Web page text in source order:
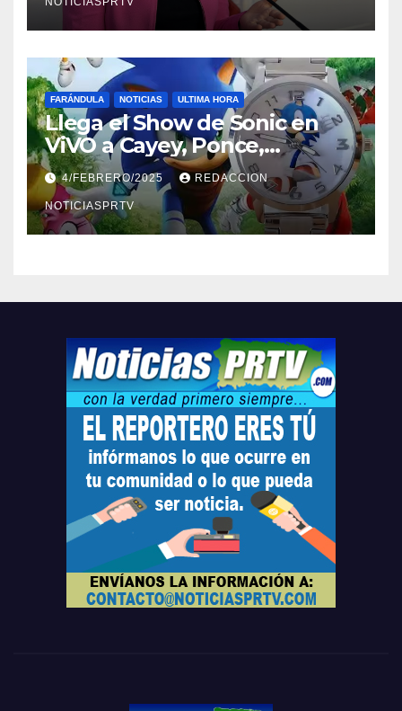
FARÁNDULA NOTICIAS ULTIMA HORA
Llega el Show de Sonic en
ViVO a Cayey, Ponce,
Barceloneta y Humacao,
Relojes gratis para el que
compre ahora….
4/FEBRERO/2025 REDACCION
NOTICIASPRTV